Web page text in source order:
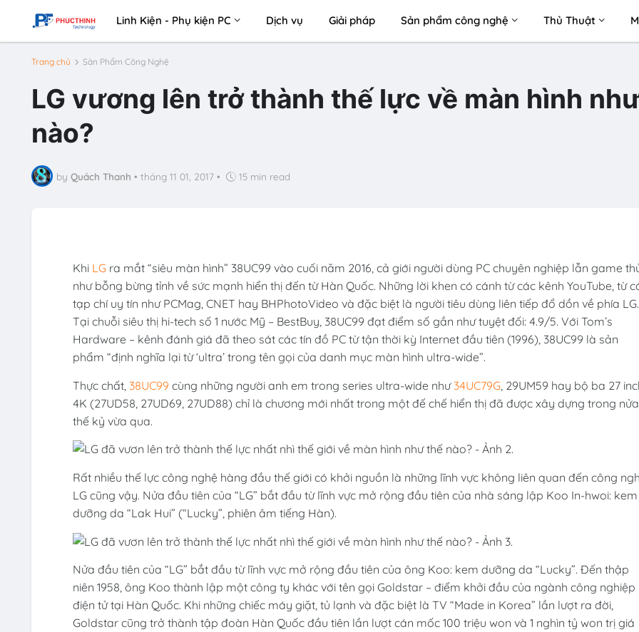
Linh Kiện - Phụ kiện PC Dịch vụ Giải pháp Sản phẩm công nghệ Thủ Thuật
Trang chủ Sản Phẩm Công Nghệ
LG vương lên trở thành thế lực về màn hình
nào?
by Quách Thanh • tháng 11 01, 2017 • 15 min read
Khi LGra mắt “siêu màn hình” 38UC99 vào cuối năm 2016, cả giới người dùng PC chuyên nghiệp lẫn game
như bỗng bừng tỉnh về sức mạnh hiển thị đến từ Hàn Quốc. Những lời khen có cánh từ các kênh YouTube, từ
tạp chí uy tín như PCMag, CNET hay BHPhotoVideo và đặc biệt là người tiêu dùng liên tiếp đổ dồn về phía LG.
Tại chuỗi siêu thị hi-tech số 1 nước Mỹ – BestBuy, 38UC99 đạt điểm số gần như tuyệt đối: 4.9/5. Với Tom’s
Hardware – kênh đánh giá đã theo sát các tín đồ PC từ tận thời kỳ Internet đầu tiên (1996), 38UC99 là sản
phẩm “định nghĩa lại từ ‘ultra’ trong tên gọi của danh mục màn hình ultra-wide”.
Thực chất, 38UC99 cùng những người anh em trong series ultra-wide như34UC79G, 29UM59 hay bộ ba 27
4K (27UD58, 27UD69, 27UD88) chỉ là chương mới nhất trong một đế chế hiển thị đã được xây dựng trong nửa
thế kỷ vừa qua.
Rất nhiều thế lực công nghệ hàng đầu thế giới có khởi nguồn là những lĩnh vực không liên quan đến công
LG cũng vậy. Nửa đầu tiên của “LG” bắt đầu từ lĩnh vực mở rộng đầu tiên của nhà sáng lập Koo In-hwoi: kem
dưỡng da “Lak Hui” (“Lucky”, phiên âm tiếng Hàn).
Nửa đầu tiên của “LG” bắt đầu từ lĩnh vực mở rộng đầu tiên của ông Koo: kem dưỡng da “Lucky”. Đến thập
niên 1958, ông Koo thành lập một công ty khác với tên gọi Goldstar – điểm khởi đầu của ngành công nghiệp
điện tử tại Hàn Quốc. Khi những chiếc máy giặt, tủ lạnh và đặc biệt là TV “Made in Korea” lần lượt ra đời,
Goldstar cũng trở thành tập đoàn Hàn Quốc đầu tiên lần lượt cán mốc 100 triệu won và 1 nghìn tỷ won trị giá